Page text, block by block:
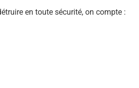
en toute sécurité, on compte :